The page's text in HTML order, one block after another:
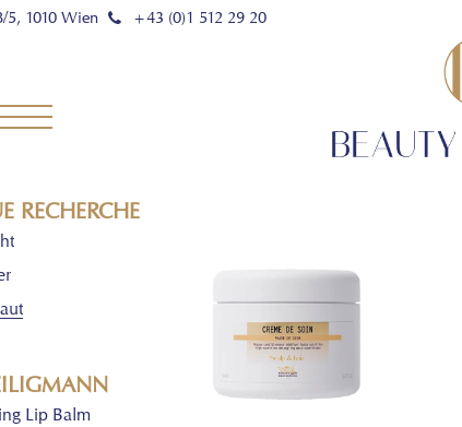
5, 1010 Wien +43 (0)1 512 29 20
RECHERCHE
Lip Balm